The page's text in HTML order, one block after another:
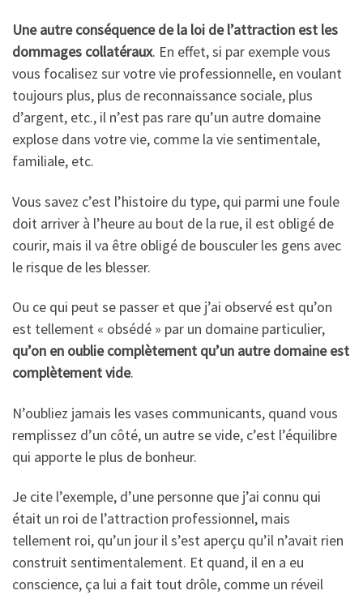
Une autre conséquence de la loi de l’attraction est les
dommages collatéraux. En effet, si par exemple vous
vous focalisez sur votre vie professionnelle, en voulant
toujours plus, plus de reconnaissance sociale, plus
d’argent, etc., il n’est pas rare qu’un autre domaine
explose dans votre vie, comme la vie sentimentale,
familiale, etc.
Vous savez c’est l’histoire du type, qui parmi une foule
doit arriver à l’heure au bout de la rue, il est obligé de
courir, mais il va être obligé de bousculer les gens avec
le risque de les blesser.
Ou ce qui peut se passer et que j’ai observé est qu’on
est tellement « obsédé » par un domaine particulier,
qu’on en oublie complètement qu’un autre domaine est
complètement vide.
N’oubliez jamais les vases communicants, quand vous
remplissez d’un côté, un autre se vide, c’est l’équilibre
qui apporte le plus de bonheur.
Je cite l’exemple, d’une personne que j’ai connu qui
était un roi de l’attraction professionnel, mais
tellement roi, qu’un jour il s’est aperçu qu’il n’avait rien
construit sentimentalement. Et quand, il en a eu
conscience, ça lui a fait tout drôle, comme un réveil